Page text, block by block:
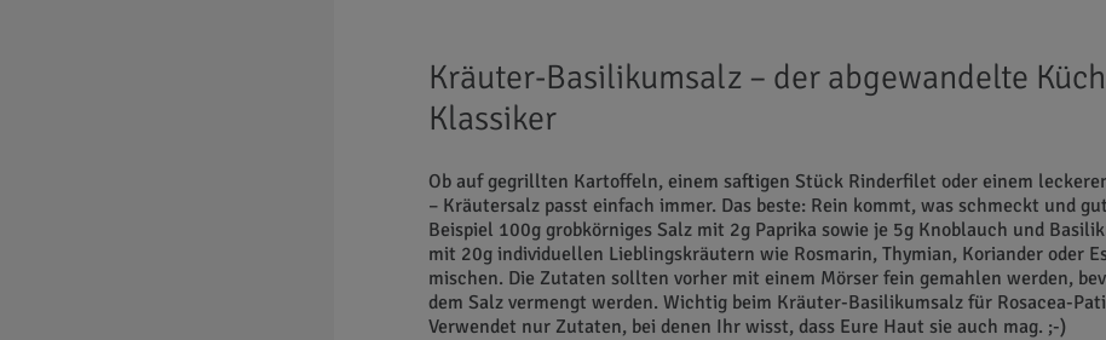
Kräuter-Basilikumsalz – der abgewandelte
Klassiker
Ob auf gegrillten Kartoffeln, einem saftigen Stück Rinderfilet oder einem
– Kräutersalz passt einfach immer. Das beste: Rein kommt, was schmeckt und
Beispiel 100g grobkörniges Salz mit 2g Paprika sowie je 5g Knoblauch und
mit 20g individuellen Lieblingskräutern wie Rosmarin, Thymian, Koriander oder
mischen. Die Zutaten sollten vorher mit einem Mörser fein gemahlen werden,
dem Salz vermengt werden. Wichtig beim Kräuter-Basilikumsalz für Rosacea-
Verwendet nur Zutaten, bei denen Ihr wisst, dass Eure Haut sie auch mag. ;-)